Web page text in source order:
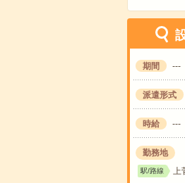
期間 ---
派遣形式
時給 ---
勤務地
駅/路線 上